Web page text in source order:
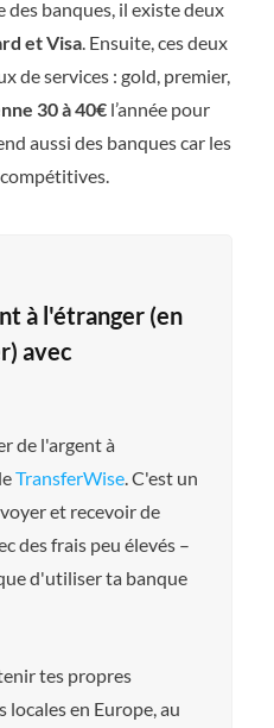
banques, il existe deux
et Visa. Ensuite, ces deux
de services : gold, premier,
30 à 40€ l’année pour
aussi des banques car les
à l'étranger (en
avec
de l'argent à
TransferWise. C'est un
et recevoir de
des frais peu élevés –
d'utiliser ta banque
tes propres
locales en Europe, au